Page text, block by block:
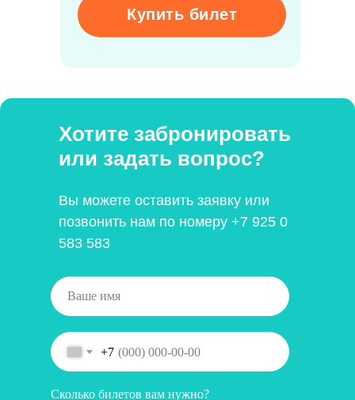
Купить билет
+7
Сколько билетов вам нужно?
Хотите забронировать
или задать вопрос?
Вы можете оставить заявку или
позвонить нам по номеру +7 925 0
583 583